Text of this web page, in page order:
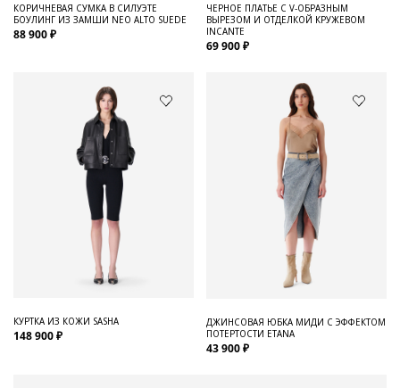
КОРИЧНЕВАЯ СУМКА В СИЛУЭТЕ
БОУЛИНГ ИЗ ЗАМШИ NEO ALTO SUEDE
88 900 ₽
ЧЕРНОЕ ПЛАТЬЕ С V-ОБРАЗНЫМ
ВЫРЕЗОМ И ОТДЕЛКОЙ КРУЖЕВОМ
INCANTE
69 900 ₽
КУРТКА ИЗ КОЖИ SASHA
148 900 ₽
ДЖИНСОВАЯ ЮБКА МИДИ С ЭФФЕКТОМ
ПОТЕРТОСТИ ETANA
43 900 ₽